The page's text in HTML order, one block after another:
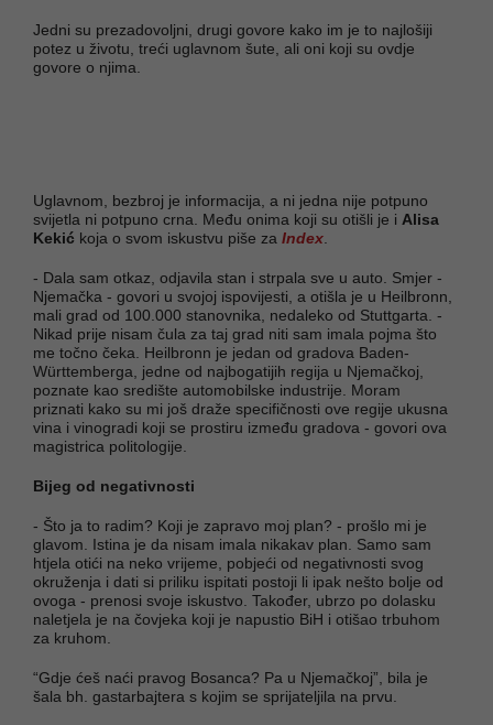
Jedni su prezadovoljni, drugi govore kako im je to najlošiji
potez u životu, treći uglavnom šute, ali oni koji su ovdje
govore o njima.
Uglavnom, bezbroj je informacija, a ni jedna nije potpuno
svijetla ni potpuno crna. Među onima koji su otišli je i Alisa
Kekić koja o svom iskustvu piše za Index
- Dala sam otkaz, odjavila stan i strpala sve u auto. Smjer -
Njemačka - govori u svojoj ispovijesti, a otišla je u Heilbronn,
mali grad od 100.000 stanovnika, nedaleko od Stuttgarta. -
Nikad prije nisam čula za taj grad niti sam imala pojma što
me točno čeka. Heilbronn je jedan od gradova Baden-
Württemberga, jedne od najbogatijih regija u Njemačkoj,
poznate kao središte automobilske industrije. Moram
priznati kako su mi još draže specifičnosti ove regije ukusna
vina i vinogradi koji se prostiru između gradova - govori ova
magistrica politologije.
Bijeg od negativnosti
- Što ja to radim? Koji je zapravo moj plan? - prošlo mi je
glavom. Istina je da nisam imala nikakav plan. Samo sam
htjela otići na neko vrijeme, pobjeći od negativnosti svog
okruženja i dati si priliku ispitati postoji li ipak nešto bolje od
ovoga - prenosi svoje iskustvo. Također, ubrzo po dolasku
naletjela je na čovjeka koji je napustio BiH i otišao trbuhom
za kruhom.
“Gdje ćeš naći pravog Bosanca? Pa u Njemačkoj”, bila je
šala bh. gastarbajtera s kojim se sprijateljila na prvu.